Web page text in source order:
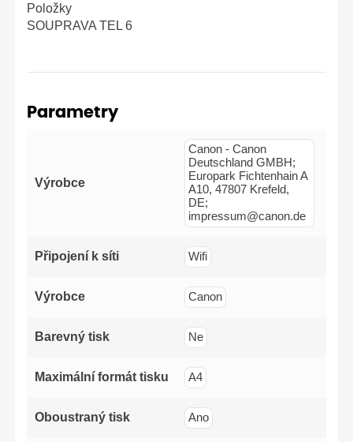
Položky
SOUPRAVA TEL 6
Parametry
Výrobce
Canon - Canon
Deutschland GMBH;
Europark Fichtenhain A
A10, 47807 Krefeld,
DE;
impressum@canon.de
Připojení k síti Wifi
Výrobce Canon
Barevný tisk Ne
Maximální formát tisku A4
Oboustraný tisk Ano